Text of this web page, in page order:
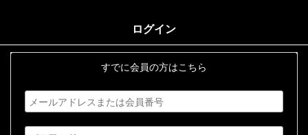
ログイン
すでに会員の方はこちら